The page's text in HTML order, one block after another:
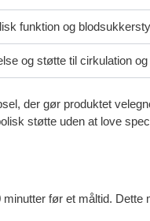
funktion og
og støtte til cirkulation og
der gør produktet
støtte uden at love
før et måltid.